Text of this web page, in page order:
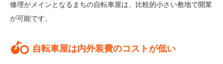
修理がメインとなるまちの自転車屋は、比較的小さい敷地で開業
が可能です。
自転車屋は内外装費のコストが低い